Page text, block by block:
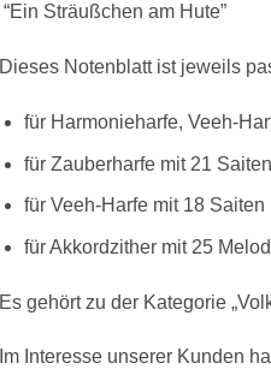
“Ein Sträußchen am Hute”
Dieses Notenblatt ist jeweils
für Harmonieharfe, Veeh-
für Zauberharfe mit 21 Saiten
für Veeh-Harfe mit 18 Saiten
für Akkordzither mit 25
Es gehört zu der Kategorie
Im Interesse unserer Kunden